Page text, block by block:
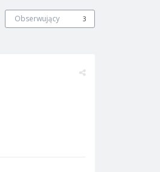
Obserwujący 3